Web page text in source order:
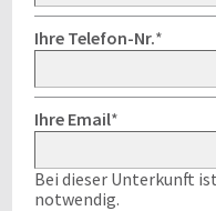
Ihre Telefon-Nr.*
Ihre Email*
Bei dieser Unterkunft
notwendig.